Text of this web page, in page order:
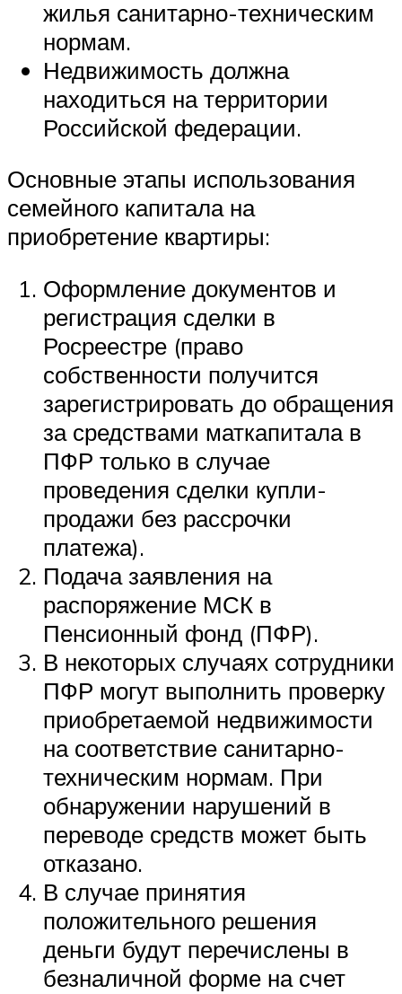
жилья санитарно-техническим
нормам.
Недвижимость должна
находиться на территории
Российской федерации.
Основные этапы использования
семейного капитала на
приобретение квартиры:
Оформление документов и
регистрация сделки в
Росреестре (право
собственности получится
зарегистрировать до обращения
за средствами маткапитала в
ПФР только в случае
проведения сделки купли-
продажи без рассрочки
платежа).
Подача заявления на
распоряжение МСК в
Пенсионный фонд (ПФР).
В некоторых случаях сотрудники
ПФР могут выполнить проверку
приобретаемой недвижимости
на соответствие санитарно-
техническим нормам. При
обнаружении нарушений в
переводе средств может быть
отказано.
В случае принятия
положительного решения
деньги будут перечислены в
безналичной форме на счет